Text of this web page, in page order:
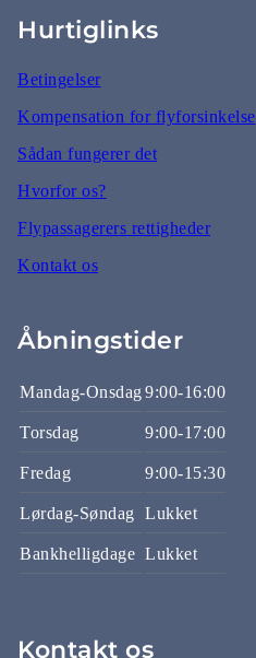
Hurtiglinks
Betingelser
Kompensation for flyforsinkelse
Sådan fungerer det
Hvorfor os?
Flypassagerers rettigheder
Kontakt os
Åbningstider
Mandag-Onsdag9:00-16:00
Torsdag 9:00-17:00
Fredag 9:00-15:30
Lørdag-Søndag Lukket
Bankhelligdage Lukket
Kontakt os